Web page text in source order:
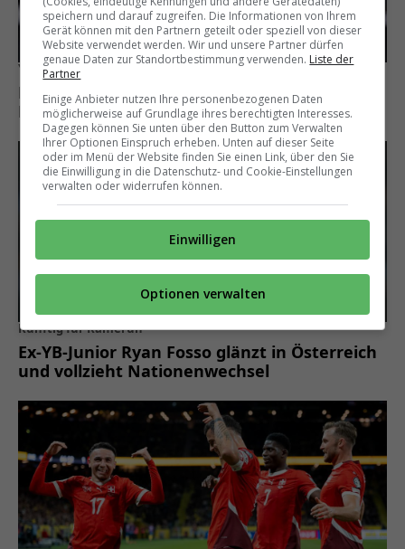
Yakin nicht dabei
Das sind die 10 bestbezahlten
Nationaltrainer der Welt
Künftig für Kamerun
Ex-YB-Junior Ryan Fosso glänzt in Österreich
und vollzieht Nationenwechsel
speichern und darauf zugreifen. Die Informationen von Ihrem
Gerät können mit den Partnern geteilt oder speziell von dieser
Website verwendet werden. Wir und unsere Partner dürfen
genaue Daten zur Standortbestimmung verwenden. Liste der
Partner
Einige Anbieter nutzen Ihre personenbezogenen Daten
möglicherweise auf Grundlage ihres berechtigten Interesses.
Dagegen können Sie unten über den Button zum Verwalten
Ihrer Optionen Einspruch erheben. Unten auf dieser Seite
oder im Menü der Website finden Sie einen Link, über den Sie
die Einwilligung in die Datenschutz- und Cookie-Einstellungen
verwalten oder widerrufen können.
Einwilligen
Optionen verwalten